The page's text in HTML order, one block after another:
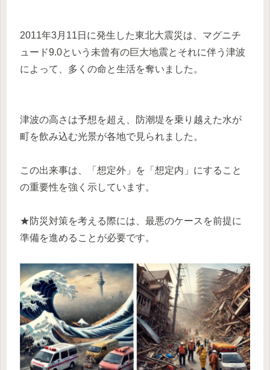
2011年3月11日に発生した東北大震災は、マグニチ
ュード9.0という未曾有の巨大地震とそれに伴う津波
によって、多くの命と生活を奪いました。
津波の高さは予想を超え、防潮堤を乗り越えた水が
町を飲み込む光景が各地で見られました。
この出来事は、「想定外」を「想定内」にすること
の重要性を強く示しています。
★防災対策を考える際には、最悪のケースを前提に
準備を進めることが必要です。